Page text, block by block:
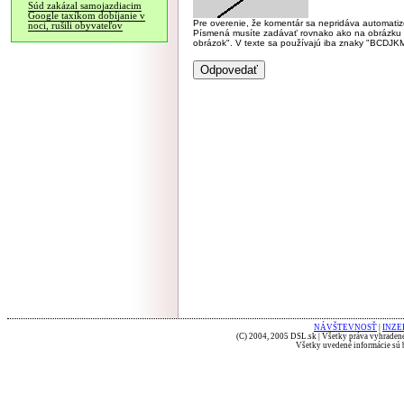
Súd zakázal samojazdiacim
Google taxíkom dobíjanie v
noci, rušili obyvateľov
Pre overenie, že komentár sa nepridáva
Písmená musíte zadávať rovnako ako na
obrázok". V texte sa používajú iba znaky
NÁVŠTEVNOSŤ
(C) 2004, 2005 DSL.sk | Všetky práva
Všetky uvedené informácie sú